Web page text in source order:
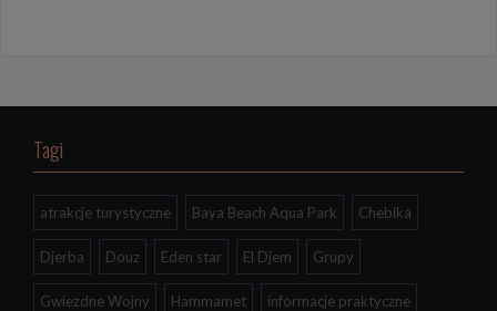
Tagi
atrakcje turystyczne Baya Beach Aqua Park Chebika
Djerba Douz Eden star El Djem Grupy
Gwiezdne Wojny Hammamet informacje praktyczne